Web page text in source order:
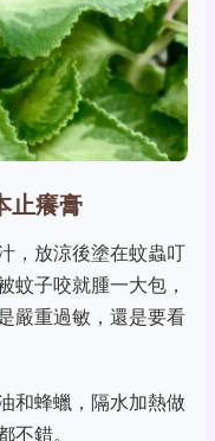
止癢膏
，放涼後塗在蚊蟲叮
蚊子咬就腫一大包，
嚴重過敏，還是要看
和蜂蠟，隔水加熱做
不錯。